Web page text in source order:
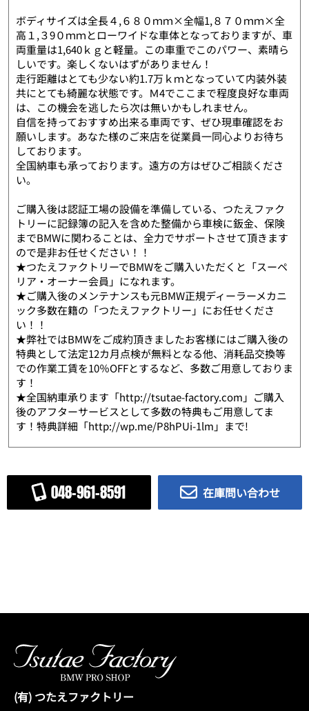
ボディサイズは全長４,６８０ｍｍ×全幅1,８７０ｍｍ×全
高１,３9０ｍｍとローワイドな車体となっておりますが、車
両重量は1,640ｋｇと軽量。この車重でこのパワー、素晴ら
しいです。楽しくないはずがありません！
走行距離はとても少ない約1.7万ｋｍとなっていて内装外装
共にとても綺麗な状態です。Ｍ4でここまで程度良好な車両
は、この機会を逃したら次は無いかもしれません。
自信を持っておすすめ出来る車両です、ぜひ現車確認をお
願いします。あなた様のご来店を従業員一同心よりお待ち
しております。
全国納車も承っております。遠方の方はぜひご相談くださ
い。
ご購入後は認証工場の設備を準備している、つたえファク
トリーに記録簿の記入を含めた整備から車検に鈑金、保険
までBMWに関わることは、全力でサポートさせて頂きます
ので是非お任せください！！
★つたえファクトリーでBMWをご購入いただくと「スーペ
リア・オーナー会員」になれます。
★ご購入後のメンテナンスも元BMW正規ディーラーメカニ
ック多数在籍の「つたえファクトリー」にお任せくださ
い！！
★弊社ではBMWをご成約頂きましたお客様にはご購入後の
特典として法定12カ月点検が無料となる他、消耗品交換等
での作業工賃を10％OFFとするなど、多数ご用意しておりま
す！
★全国納車承ります「http://tsutae-factory.com」ご購入
後のアフターサービスとして多数の特典もご用意してま
す！特典詳細「http://wp.me/P8hPUi-1lm」まで!
048-961-8591 在庫問い合わせ
(有) つたえファクトリー